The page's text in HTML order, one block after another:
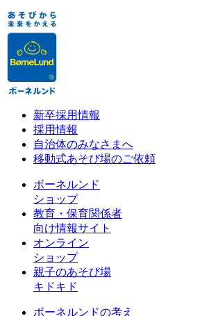
新卒採用情報
採用情報
自治体のみなさまへ
移動式あそび場のご依頼
ボーネルンド
ショップ
教育・保育関係者
向け情報サイト
オンライン
ショップ
親子のあそび場
キドキド
ボーネルンドの考え